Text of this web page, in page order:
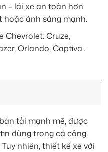
– lái xe an toàn hơn
hoặc ánh sáng mạnh.
Chevrolet: Cruze,
Orlando, Captiva..
tải mạnh mẽ, được
dùng trong cả công
nhiên, thiết kế xe với